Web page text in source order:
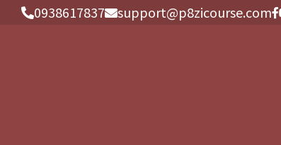
0938617837 support@p8zicourse.com
0938617837 support@p8zicourse.com